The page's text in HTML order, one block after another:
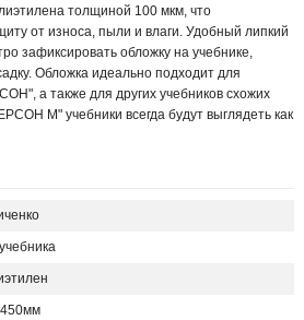
толщиной 100 мкм, что
от износа, пыли и влаги. Удобный липкий
зафиксировать обложку на учебнике,
Обложка идеально подходит для
а также для других учебников схожих
М" учебники всегда будут выглядеть как